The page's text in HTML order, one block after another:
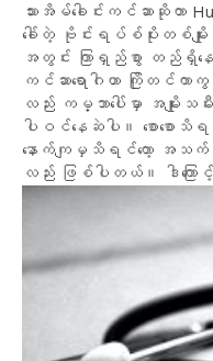
သားအိမ်ခေါင်းကင်ဆာဆိုတာ
ခေါ်တဲ့ ဗိုင်းရပ်စ်ပိုးတစ်မ
အတွင်း ကြာရှည်စွာ တည်ရှိနေခ
ကင်ဆာရောဂါဟာ ကြိုတင်
လည်း ကမ္ဘာပေါ်မှာ အမျိုးသမီ
ပါဝင်နေဆဲပါ။ စောစောသိရင် ပျောက်ကင်းအောင် ကုသနိုင်ပေမယ့်
နောက်ကျမှသိရင်တော့ အ
လည်း ဖြစ်ပါတယ်။ ဒါ